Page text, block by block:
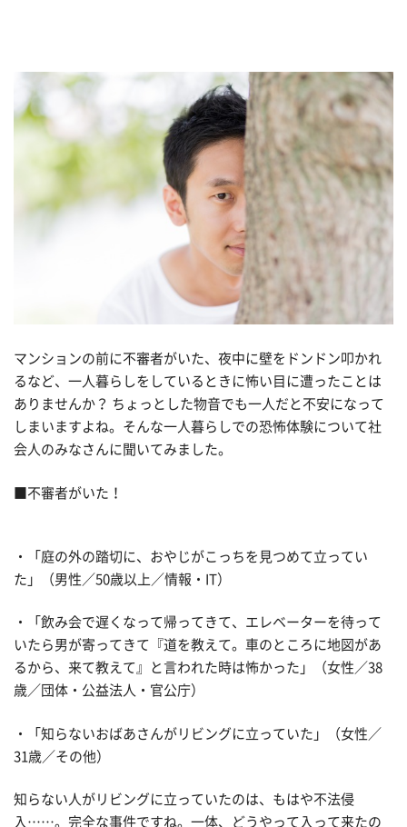
マンションの前に不審者がいた、夜中に壁をドンドン叩かれ
るなど、一人暮らしをしているときに怖い目に遭ったことは
ありませんか？ ちょっとした物音でも一人だと不安になって
しまいますよね。そんな一人暮らしでの恐怖体験について社
会人のみなさんに聞いてみました。
■不審者がいた！
・「庭の外の踏切に、おやじがこっちを見つめて立ってい
た」（男性／50歳以上／情報・IT）
・「飲み会で遅くなって帰ってきて、エレベーターを待って
いたら男が寄ってきて『道を教えて。車のところに地図があ
るから、来て教えて』と言われた時は怖かった」（女性／38
歳／団体・公益法人・官公庁）
・「知らないおばあさんがリビングに立っていた」（女性／
31歳／その他）
知らない人がリビングに立っていたのは、もはや不法侵
入……。完全な事件ですね。一体、どうやって入って来たの